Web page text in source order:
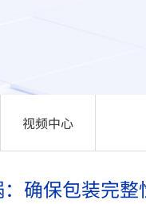
视频中心
确保包装完